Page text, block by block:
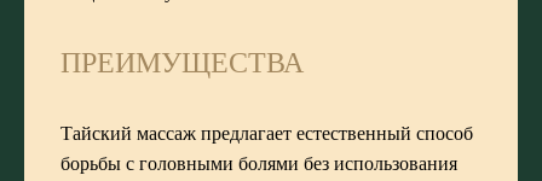
ПРЕИМУЩЕСТВА
Тайский массаж предлагает естественный способ
борьбы с головными болями без использования